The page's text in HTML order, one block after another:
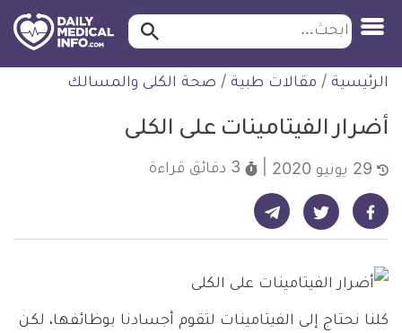
التخطي
للمحتوى
طبية
ابحث ابحث…
الرئيسية / مقالات طبية / صحة الكلى والمسالك
أضرار الفيتامينات على الكلى
3 دقائق قراءة
شارك على فيسبوك - ديلي ميديكال انفو شارك على تويتر - ديلي ميديكال انفو شارك على تيليجرام - ديلي ميديكال انفو
كلنا نحتاج إلى الفيتامينات لتقوم أجسادنا بوظائفها، لكن